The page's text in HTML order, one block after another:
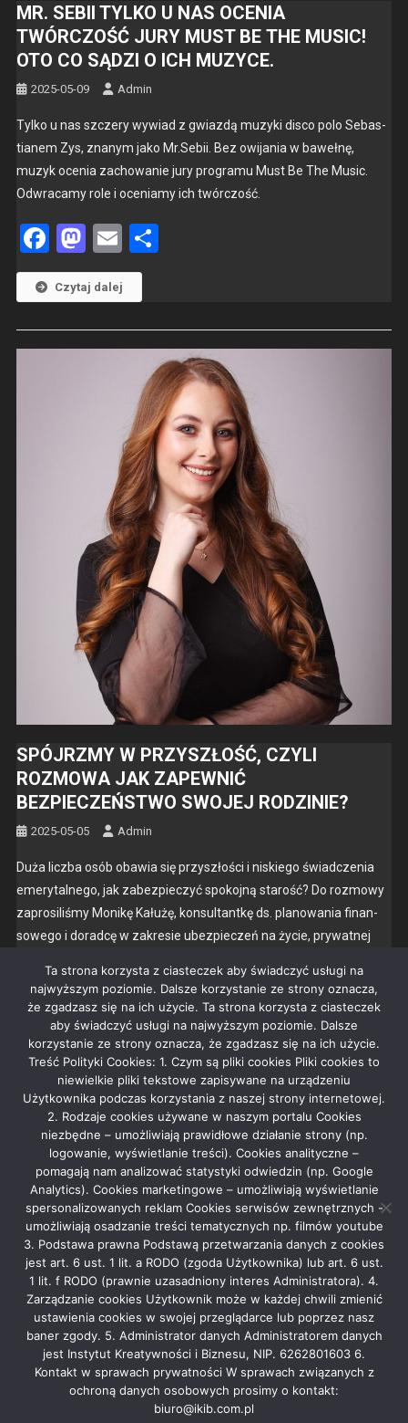
MR. SEBII TYLKO U NAS OCENIA
TWÓRCZOŚĆ JURY MUST BE THE MUSIC!
OTO CO SĄDZI O ICH MUZYCE.
2025-05-09 Admin
Tylko u nas szcz­ery wywiad z gwiazdą muzy­ki dis­co polo Sebas­
tianem Zys, znanym jako Mr.Sebii. Bez owi­ja­nia w bawełnę,
muzyk oce­nia zachowanie jury pro­gra­mu Must Be The Music.
Odwracamy role i oce­ni­amy ich twór­c­zość.
Facebook
Mastodon
EmailShare
Czytaj dalej
SPÓJRZMY W PRZYSZŁOŚĆ, CZYLI
ROZMOWA JAK ZAPEWNIĆ
BEZPIECZEŃSTWO SWOJEJ RODZINIE?
2025-05-05 Admin
Duża licz­ba osób obaw­ia się przyszłoś­ci i niskiego świad­czenia
emery­tal­nego, jak zabez­pieczyć spoko­jną starość? Do roz­mowy
zaprosil­iśmy Monikę Kałużę, kon­sul­tan­tkę ds. planowa­nia finan­
sowego i dorad­cę w zakre­sie ubez­pieczeń na życie, pry­wat­nej
ARTYKUŁ SPONSOROWANY
Facebook
Mastodon
EmailShare
Czytaj dalej
Rekla­ma
Grupa Medialna Story|Theme: News Portal by Mystery Themes.
Bemowo
Białołęka Bielany Mokotów
Ochota
Praga Północ
Praga Południe Rembertów
Śródmieście
Ursus Ursynów
Ta strona korzysta z ciasteczek aby świadczyć usługi na
najwyższym poziomie. Dalsze korzystanie ze strony oznacza,
że zgadzasz się na ich użycie. Ta strona korzysta z ciasteczek
aby świadczyć usługi na najwyższym poziomie. Dalsze
korzystanie ze strony oznacza, że zgadzasz się na ich użycie.
Treść Polityki Cookies: 1. Czym są pliki cookies Pliki cookies to
niewielkie pliki tekstowe zapisywane na urządzeniu
Użytkownika podczas korzystania z naszej strony internetowej.
2. Rodzaje cookies używane w naszym portalu Cookies
niezbędne – umożliwiają prawidłowe działanie strony (np.
logowanie, wyświetlanie treści). Cookies analityczne –
pomagają nam analizować statystyki odwiedzin (np. Google
Analytics). Cookies marketingowe – umożliwiają wyświetlanie
spersonalizowanych reklam Cookies serwisów zewnętrznych -
umożliwiają osadzanie treści tematycznych np. filmów youtube
3. Podstawa prawna Podstawą przetwarzania danych z cookies
jest art. 6 ust. 1 lit. a RODO (zgoda Użytkownika) lub art. 6 ust.
1 lit. f RODO (prawnie uzasadniony interes Administratora). 4.
Zarządzanie cookies Użytkownik może w każdej chwili zmienić
ustawienia cookies w swojej przeglądarce lub poprzez nasz
baner zgody. 5. Administrator danych Administratorem danych
jest Instytut Kreatywności i Biznesu, NIP. 6262801603 6.
Kontakt w sprawach prywatności W sprawach związanych z
ochroną danych osobowych prosimy o kontakt:
biuro@ikib.com.pl